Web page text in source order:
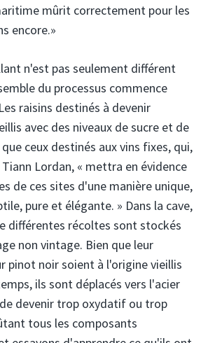
mûrit correctement pour les
encore.»
n'est pas seulement différent
du processus commence
raisins destinés à devenir
avec des niveaux de sucre et de
ceux destinés aux vins fixes, qui,
Lordan, « mettra en évidence
de ces sites d'une manière unique,
pure et élégante. » Dans la cave,
différentes récoltes sont stockés
non vintage. Bien que leur
pinot noir soient à l'origine vieillis
ils sont déplacés vers l'acier
devenir trop oxydatif ou trop
tous les composants